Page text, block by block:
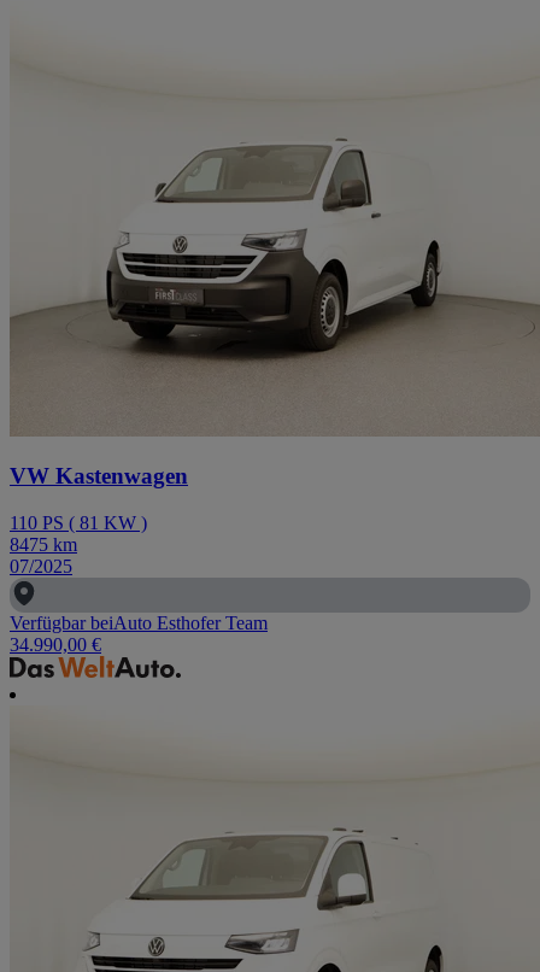
VW Kastenwagen
110 PS ( 81 KW )
8475 km
07/2025
Verfügbar beiAuto Esthofer Team
34.990,00 €